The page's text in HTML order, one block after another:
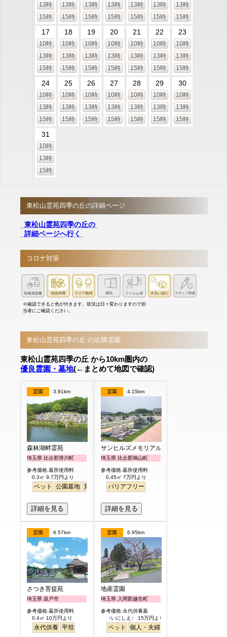
13時
15時
13時
15時
13時
15時
13時
15時
13時
15時
13時
15時
13時
15時
17
10時
13時
15時
18
10時
13時
15時
19
10時
13時
15時
20
10時
13時
15時
21
10時
13時
15時
22
10時
13時
15時
23
10時
13時
15時
24
10時
13時
15時
25
10時
13時
15時
26
10時
13時
15時
27
10時
13時
15時
28
10時
13時
15時
29
10時
13時
15時
30
10時
13時
15時
31
10時
13時
15時
東松山霊苑四季の丘の詳細ページ
東松山霊苑四季の丘の
詳細ページへ行く
コロナ対策
※確認できると色が付きます。状況は日々変わりますので担
当者にご確認ください。
東松山霊苑四季の丘 の近隣霊園
東松山霊苑四季の丘 から10km圏内の
優良霊園・墓地(←まとめて地図で確認)
霊園 3.91km
森林湖畔霊苑
埼玉県 比企郡滑川町
参考価格:墓所使用料
0.3㎡ 9.7万円より
ペット 公園墓地 見晴らし・眺望
詳細を見る
霊園 4.15km
サンヒルズメモリアルガーデン
埼玉県 比企郡鳩山町
参考価格:墓所使用料
0.45㎡ 7万円より
バリアフリー
詳細を見る
霊園 6.57km
さつき菩提苑
埼玉県 坂戸市
参考価格:墓所使用料
0.4㎡ 10万円より
永代供養 平坦
霊園 6.95km
地産霊園
埼玉県 入間郡越生町
参考価格:永代供養墓
〈いにしえ〉 15万円より
ペット 個人・夫婦